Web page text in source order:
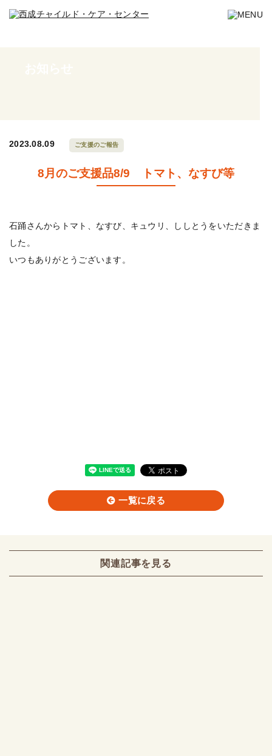
2023.08.09 ご支援のご報告
8月のご支援品8/9 トマト、なすび等
石踊さんからトマト、なすび、キュウリ、ししとうをいただきま
した。
いつもありがとうございます。
一覧に戻る
関連記事を見る